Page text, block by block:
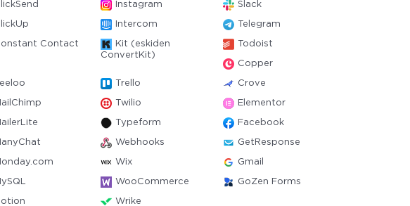
Instagram Slack
Intercom Telegram
Contact
Kit (eskiden
ConvertKit)
Todoist
Copper
Trello Crove
Twilio Elementor
Typeform Facebook
Webhooks GetResponse
Wix Gmail
WooCommerce GoZen Forms
Wrike